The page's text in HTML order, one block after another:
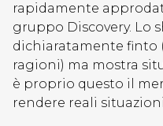
rapidamente
gruppo Discovery. Lo
dichiaratamente finto
ragioni) ma mostra
è proprio questo il
rendere reali